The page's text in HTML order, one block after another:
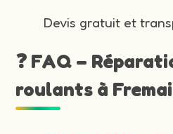
Devis gratuit et
❓ FAQ –
roulants à